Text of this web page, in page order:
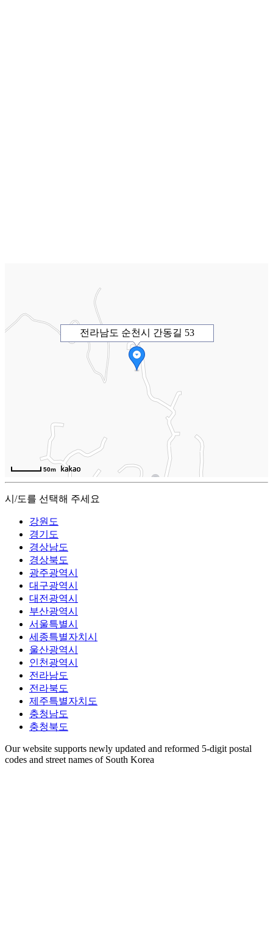
전라남도 순천시 간동길 53
50m
시/도를 선택해 주세요
강원도
경기도
경상남도
경상북도
광주광역시
대구광역시
대전광역시
부산광역시
서울특별시
세종특별자치시
울산광역시
인천광역시
전라남도
전라북도
제주특별자치도
충청남도
충청북도
Our website supports newly updated and reformed 5-digit postal
codes and street names of South Korea